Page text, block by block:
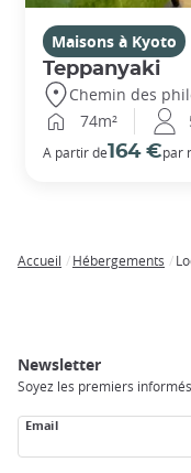
Maisons à Kyoto
Teppanyaki
Chemin des
74m²
A partir de164 €par
Accueil Hébergements
Newsletter
Soyez les premiers
Email